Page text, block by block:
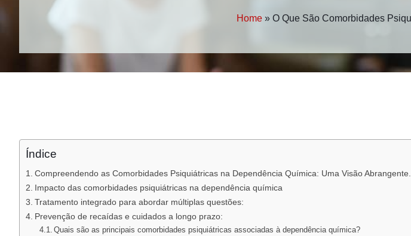
Home» O Que São Comorbidades
Índice
Compreendendo as Comorbidades Psiquiátricas na Dependência Química: Uma Visão Abrangente.
Impacto das comorbidades psiquiátricas na dependência química
Tratamento integrado para abordar múltiplas questões:
Prevenção de recaídas e cuidados a longo prazo:
Quais são as principais comorbidades psiquiátricas associadas à dependência química?